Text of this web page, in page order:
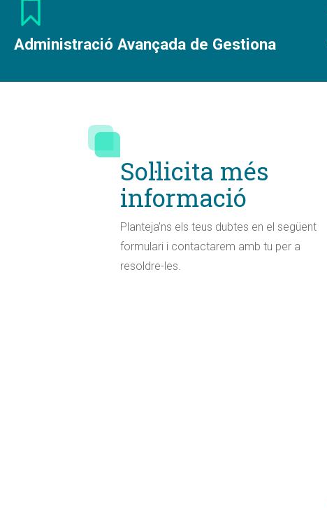
Administració Avançada de Gestiona
Sol·licita més
informació
Planteja’ns els teus dubtes en el següent
formulari i contactarem amb tu per a
resoldre-les.